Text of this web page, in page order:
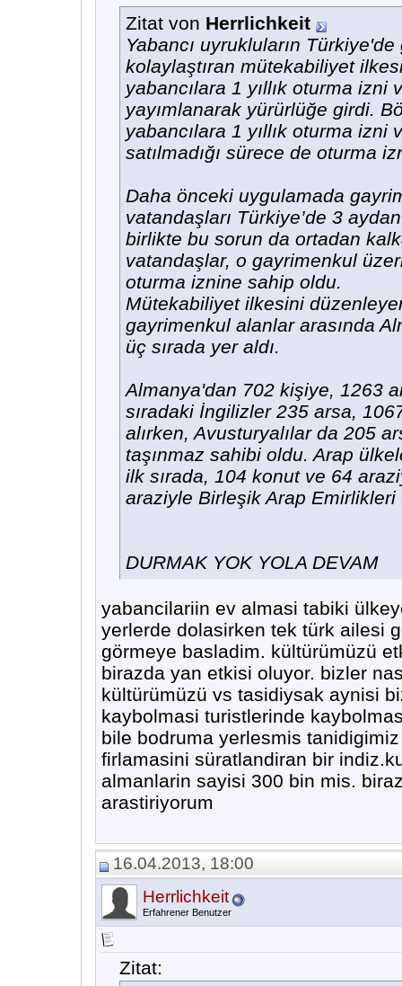
Zitat von Herrlichkeit
Yabancı uyrukluların
kolaylaştıran mütekabiliyet
yabancılara 1 yıllık oturma
yayımlanarak yürürlüğe girdi.
yabancılara 1 yıllık oturma
satılmadığı sürece de oturma
Daha önceki uygulamada
vatandaşları Türkiye’de 3
birlikte bu sorun da ortadan
vatandaşlar, o gayrimenkul
oturma iznine sahip oldu.
Mütekabiliyet ilkesini
gayrimenkul alanlar arasında
üç sırada yer aldı.
Almanya'dan 702 kişiye, 1263
sıradaki İngilizler 235 arsa,
alırken, Avusturyalılar da 205
taşınmaz sahibi oldu. Arap
ilk sırada, 104 konut ve 64
araziyle Birleşik Arap Emirlikleri
DURMAK YOK YOLA DEVAM
yabancilariin ev almasi tabiki
yerlerde dolasirken tek türk ailesi
görmeye basladim. kültürümüzü
birazda yan etkisi oluyor. bizler
kültürümüzü vs tasidiysak aynisi
kaybolmasi turistlerinde
bile bodruma yerlesmis
firlamasini süratlandiran bir
almanlarin sayisi 300 bin mis.
arastiriyorum
16.04.2013, 18:00
Herrlichkeit
Erfahrener Benutzer
Zitat: